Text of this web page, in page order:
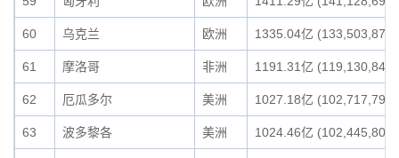
60 乌克兰 欧洲 1335.04亿
61 摩洛哥 非洲 1191.31亿
62 厄瓜多尔 美洲 1027.18亿
63 波多黎各 美洲 1024.46亿